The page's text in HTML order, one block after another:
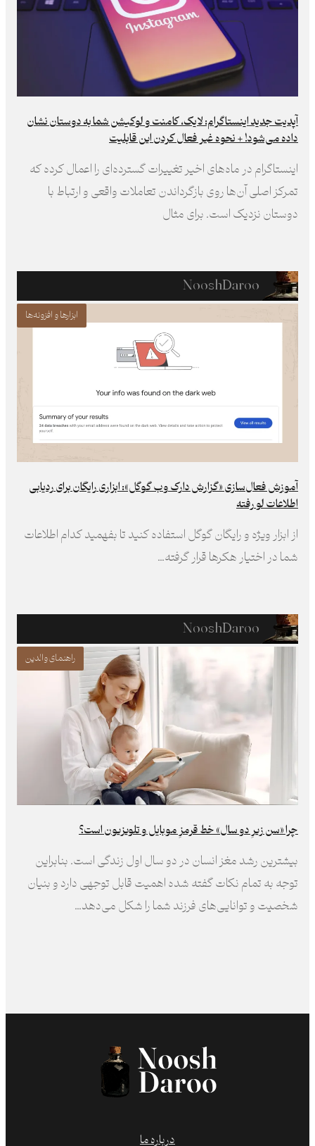
آپدیت جدید اینستاگرام: لایک، کامنت‌ و لوکیشن شما به دوستان نشان
داده می‌شود! + نحوه غیر فعال کردن این قابلیت
اینستاگرام در ماه‌های اخیر تغییرات گسترده‌ای را اعمال کرده که
تمرکز اصلی آن‌ها روی بازگرداندن تعاملات واقعی و ارتباط با
دوستان نزدیک است. برای مثال
NooshDaroo
ابزارها و افزونه‌ها
آموزش فعال‌سازی «گزارش دارک وب گوگل»: ابزاری رایگان برای ردیابی
اطلاعات لو رفته
از ابزار ویژه‌ و رایگان گوگل استفاده کنید تا بفهمید کدام اطلاعات
شما در اختیار هکرها قرار گرفته…
NooshDaroo
راهنمای والدین
چرا «سن زیرِ دو سال» خط قرمزِ موبایل و تلویزیون است؟
بیشترین رشد مغز انسان در دو سال اول زندگی است. بنابراین
توجه به تمام نکات گفته شده اهمیت قابل توجهی دارد و بنیان
شخصیت و توانایی‌های فرزند شما را شکل می‌دهد…
درباره ما